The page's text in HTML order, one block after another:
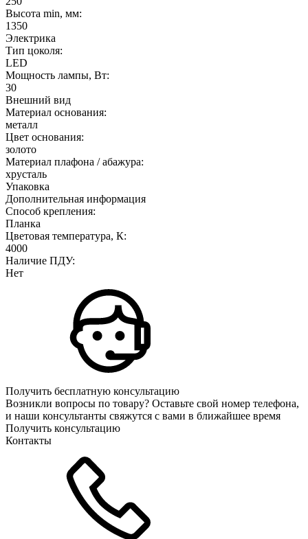
Высота min, мм:
1350
Электрика
Тип цоколя:
LED
Мощность лампы, Вт:
30
Внешний вид
Материал основания:
металл
Цвет основания:
золото
Материал плафона / абажура:
хрусталь
Упаковка
Дополнительная информация
Способ крепления:
Планка
Цветовая температура, К:
4000
Наличие ПДУ:
Нет
Получить бесплатную консультацию
Возникли вопросы по товару? Оставьте свой номер телефона,
и наши консультанты свяжутся с вами в ближайшее время
Получить консультацию
Контакты